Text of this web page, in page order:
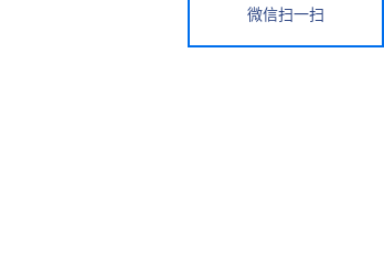
微信扫一扫